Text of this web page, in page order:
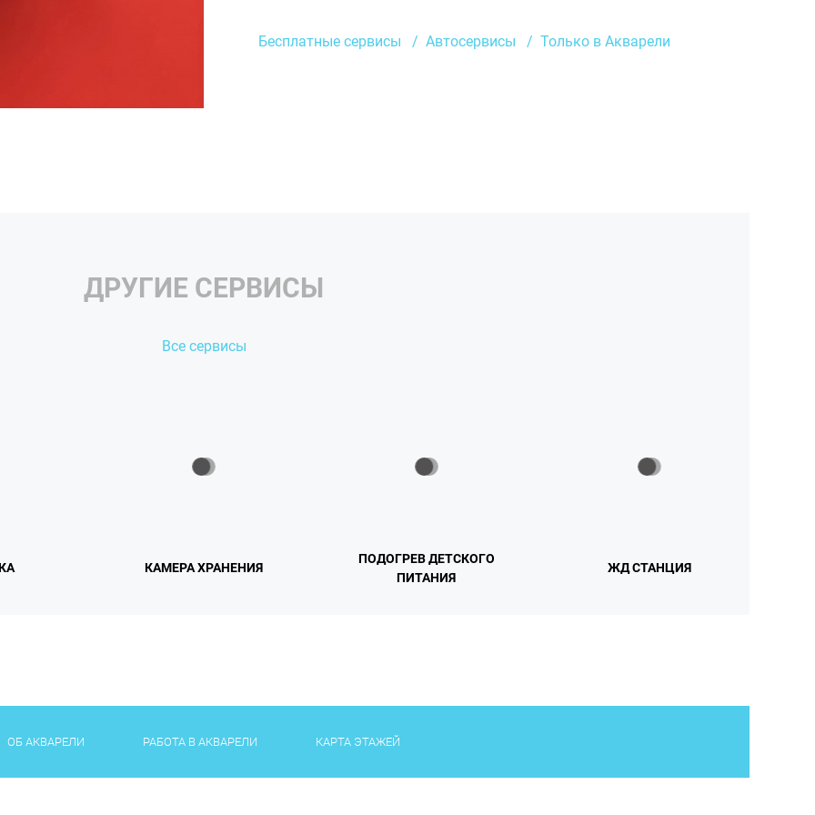
Бесплатные сервисы Автосервисы Только в Акварели
ДРУГИЕ СЕРВИСЫ
Все сервисы
КАМЕРА ХРАНЕНИЯ
ПОДОГРЕВ ДЕТСКОГО
ПИТАНИЯ
ЖД СТАНЦИЯ
ОБ АКВАРЕЛИ РАБОТА В АКВАРЕЛИ КАРТА ЭТАЖЕЙ